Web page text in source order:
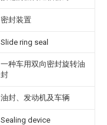
密封装置
Slide ring seal
一种车用双向密封旋转油
封
油封、发动机及车辆
Sealing device